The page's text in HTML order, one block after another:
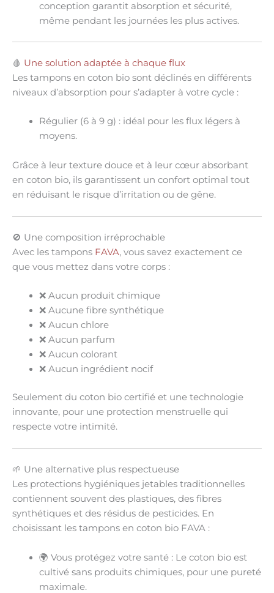
conception garantit absorption et sécurité,
même pendant les journées les plus actives.
🩸 Une solution adaptée à chaque flux
Les tampons en coton bio sont déclinés en différents
niveaux d’absorption pour s’adapter à votre cycle :
Régulier (6 à 9 g) : idéal pour les flux légers à
moyens.
Grâce à leur texture douce et à leur cœur absorbant
en coton bio, ils garantissent un confort optimal tout
en réduisant le risque d’irritation ou de gêne.
🚫 Une composition irréprochable
Avec les tampons FAVA, vous savez exactement ce
que vous mettez dans votre corps :
❌ Aucun produit chimique
❌ Aucune fibre synthétique
❌ Aucun chlore
❌ Aucun parfum
❌ Aucun colorant
❌ Aucun ingrédient nocif
Seulement du coton bio certifié et une technologie
innovante, pour une protection menstruelle qui
respecte votre intimité.
🌱 Une alternative plus respectueuse
Les protections hygiéniques jetables traditionnelles
contiennent souvent des plastiques, des fibres
synthétiques et des résidus de pesticides. En
choisissant les tampons en coton bio FAVA :
🌍 Vous protégez votre santé: Le coton bio est
cultivé sans produits chimiques, pour une pureté
maximale.